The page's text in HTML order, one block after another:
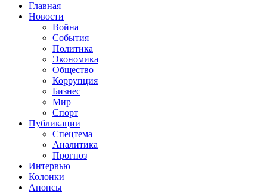
Главная
Новости
Война
События
Политика
Экономика
Общество
Коррупция
Бизнес
Мир
Спорт
Публикации
Спецтема
Аналитика
Прогноз
Интервью
Колонки
Анонсы